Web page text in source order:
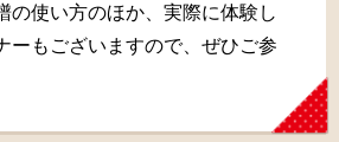
の使い方のほか、実際に体験し
ーもございますので、ぜひご参